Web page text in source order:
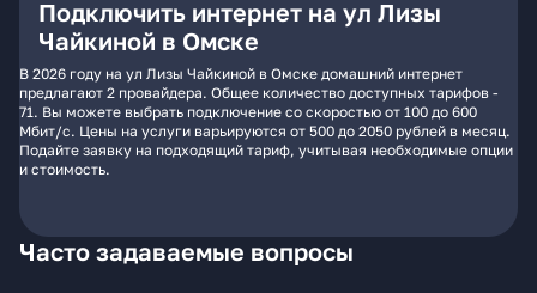
Подключить интернет на ул Лизы
Чайкиной в Омске
В 2026 году на ул Лизы Чайкиной в Омске домашний интернет
предлагают 2 провайдера. Общее количество доступных тарифов -
71. Вы можете выбрать подключение со скоростью от 100 до 600
Мбит/с. Цены на услуги варьируются от 500 до 2050 рублей в месяц.
Подайте заявку на подходящий тариф, учитывая необходимые опции
и стоимость.
Часто задаваемые вопросы